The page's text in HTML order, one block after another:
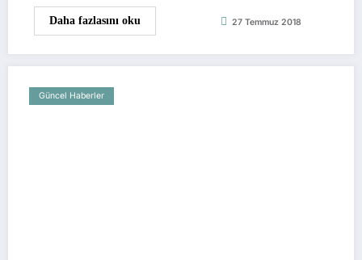
Daha fazlasını oku 27 Temmuz 2018
Güncel Haberler